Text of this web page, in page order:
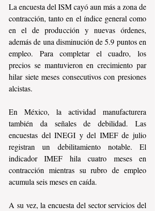
La encuesta del ISM cayó aun más a zona de
contracción, tanto en el índice general como
en el de producción y nuevas órdenes,
además de una disminución de 5.9 puntos en
empleo. Para completar el cuadro, los
precios se mantuvieron en crecimiento par
hilar siete meses consecutivos con presiones
alcistas.
En México, la actividad manufacturera
también da señales de debilidad. Las
encuestas del INEGI y del IMEF de julio
registran un debilitamiento notable. El
indicador IMEF hila cuatro meses en
contracción mientras su rubro de empleo
acumula seis meses en caída.
A su vez, la encuesta del sector servicios del